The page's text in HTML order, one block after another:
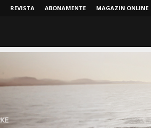
REVISTA ABONAMENTE MAGAZIN ONLINE